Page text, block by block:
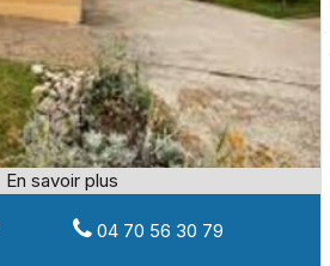
04 70 56 30 79